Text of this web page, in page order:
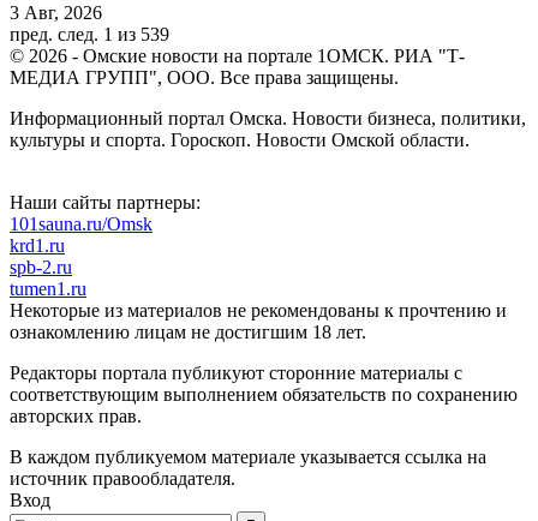
3 Авг, 2026
пред. след. 1 из 539
© 2026 - Омские новости на портале 1ОМСК. РИА "Т-
МЕДИА ГРУПП", ООО. Все права защищены.
Информационный портал Омска. Новости бизнеса, политики,
культуры и спорта. Гороскоп. Новости Омской области.
Наши сайты партнеры:
101sauna.ru/Omsk
krd1.ru
spb-2.ru
tumen1.ru
Некоторые из материалов не рекомендованы к прочтению и
ознакомлению лицам не достигшим 18 лет.
Редакторы портала публикуют сторонние материалы с
соответствующим выполнением обязательств по сохранению
авторских прав.
В каждом публикуемом материале указывается ссылка на
источник правообладателя.
Вход